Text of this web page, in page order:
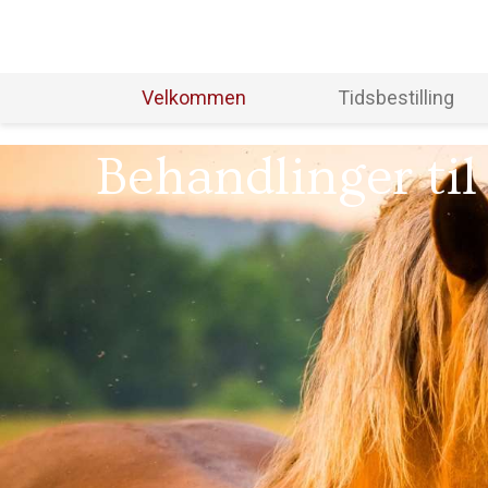
Velkommen Tidsbestilling
Behandlinger til